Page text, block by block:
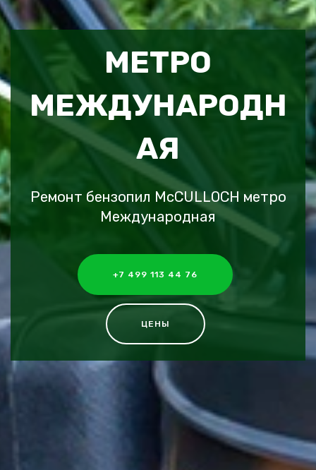
МЕТРО
МЕЖДУНАРОДН
АЯ
Ремонт бензопил McCULLOCH метро
Международная
+7 499 113 44 76
ЦЕНЫ